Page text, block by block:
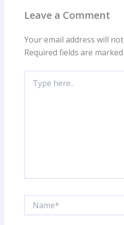
Leave a Comment
Your email address will
Required fields are marked
here..